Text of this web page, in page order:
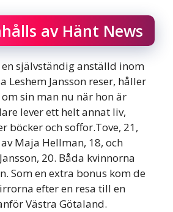
av Hänt News
självständig anställd inom
Leshem Jansson reser, håller
sin man nu när hon är
lever ett helt annat liv,
böcker och soffor.Tove, 21,
Maja Hellman, 18, och
20. Båda kvinnorna
Som en extra bonus kom de
efter en resa till en
Västra Götaland.